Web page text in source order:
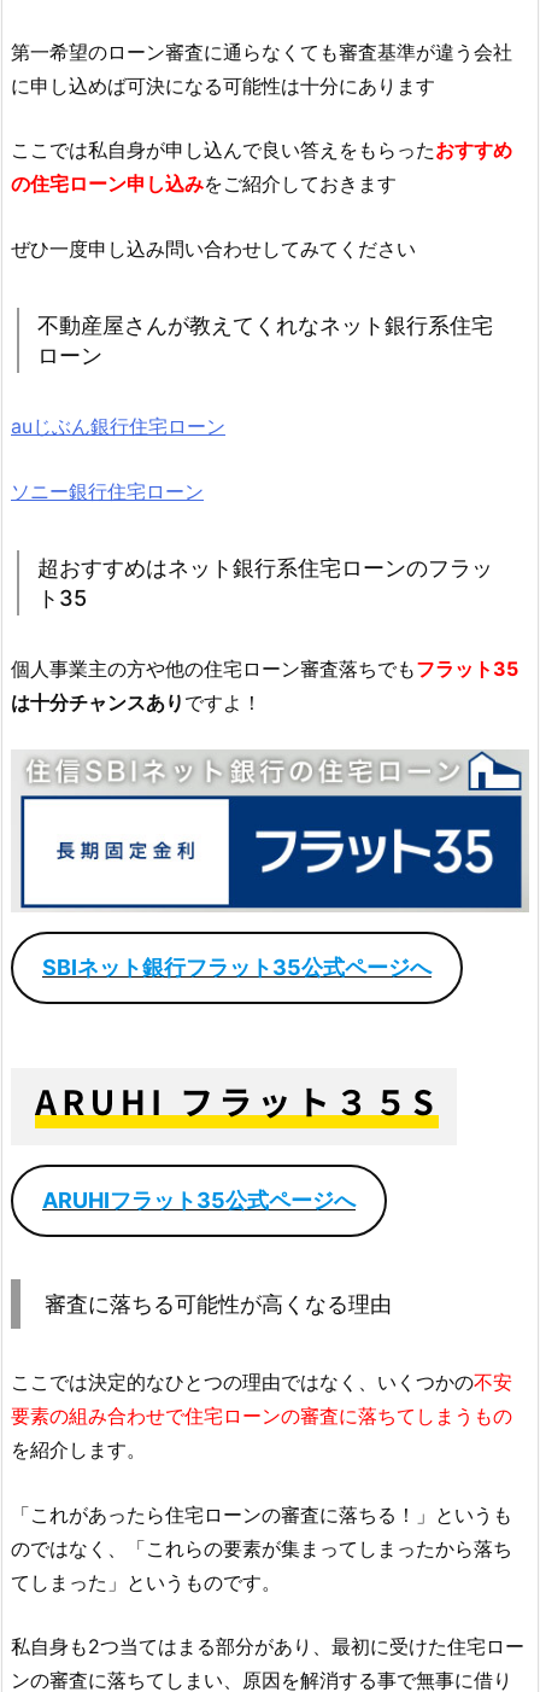
第一希望のローン審査に通らなくても審査基準が違う会社
に申し込めば可決になる可能性は十分にあります
ここでは私自身が申し込んで良い答えをもらったおすすめ
の住宅ローン申し込みをご紹介しておきます
ぜひ一度申し込み問い合わせしてみてください
不動産屋さんが教えてくれなネット銀行系住宅
ローン
auじぶん銀行住宅ローン
ソニー銀行住宅ローン
超おすすめはネット銀行系住宅ローンのフラッ
ト35
個人事業主の方や他の住宅ローン審査落ちでもフラット35
は十分チャンスあり ですよ！
SBIネット銀行フラット35公式ページへ
ARUHIフラット35公式ページへ
審査に落ちる可能性が高くなる理由
ここでは決定的なひとつの理由ではなく、いくつかの不安
要素の組み合わせで住宅ローンの審査に落ちてしまうもの
を紹介します。
「これがあったら住宅ローンの審査に落ちる！」というも
のではなく、「これらの要素が集まってしまったから落ち
てしまった」というものです。
私自身も2つ当てはまる部分があり、最初に受けた住宅ロー
ンの審査に落ちてしまい、原因を解消する事で無事に借り